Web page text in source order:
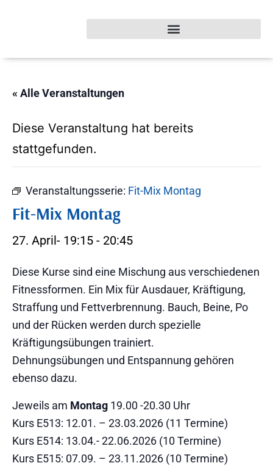
« Alle Veranstaltungen
Diese Veranstaltung hat bereits
stattgefunden.
Veranstaltungsserie: Fit-Mix Montag
Fit-Mix Montag
27. April- 19:15 - 20:45
Diese Kurse sind eine Mischung aus verschiedenen
Fitnessformen. Ein Mix für Ausdauer, Kräftigung,
Straffung und Fettverbrennung. Bauch, Beine, Po
und der Rücken werden durch spezielle
Kräftigungsübungen trainiert.
Dehnungsübungen und Entspannung gehören
ebenso dazu.
Jeweils am Montag 19.00 -20.30 Uhr
Kurs E513: 12.01. – 23.03.2026 (11 Termine)
Kurs E514: 13.04.- 22.06.2026 (10 Termine)
Kurs E515: 07.09. – 23.11.2026 (10 Termine)